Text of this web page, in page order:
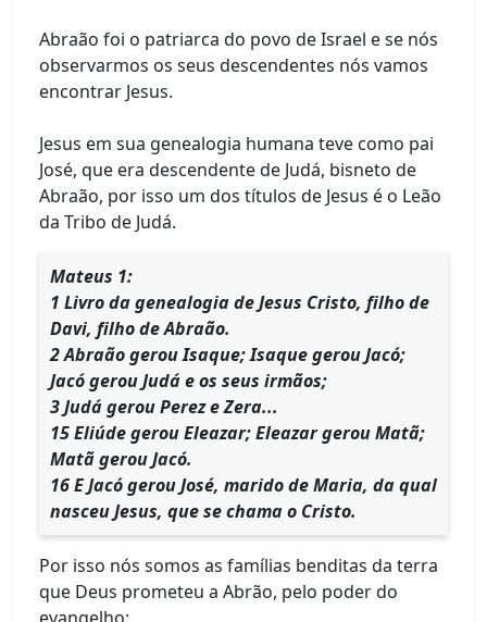
Abraão foi o patriarca do povo de Israel e se nós
observarmos os seus descendentes nós vamos
encontrar Jesus.
Jesus em sua genealogia humana teve como pai
José, que era descendente de Judá, bisneto de
Abraão, por isso um dos títulos de Jesus é o Leão
da Tribo de Judá.
Mateus 1:
1 Livro da genealogia de Jesus Cristo, filho de
Davi, filho de Abraão.
2 Abraão gerou Isaque; Isaque gerou Jacó;
Jacó gerou Judá e os seus irmãos;
3 Judá gerou Perez e Zera...
15 Eliúde gerou Eleazar; Eleazar gerou Matã;
Matã gerou Jacó.
16 E Jacó gerou José, marido de Maria, da qual
nasceu Jesus, que se chama o Cristo.
Por isso nós somos as famílias benditas da terra
que Deus prometeu a Abrão, pelo poder do